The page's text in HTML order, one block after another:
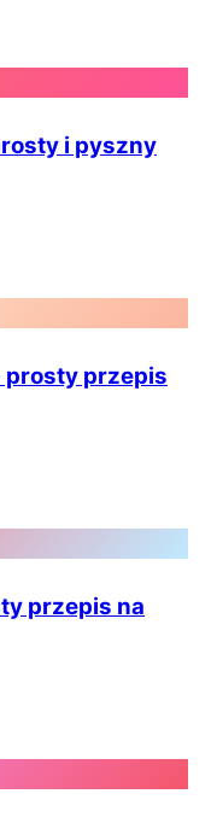
i pyszny
prosty przepis
przepis na